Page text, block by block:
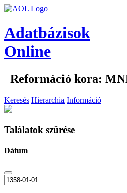
Adatbázisok
Online
Reformáció kora:
Keresés Hierarchia Információ
Találatok szűrése
Dátum